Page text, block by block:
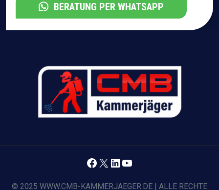
BERATUNG PER WHATSAPP
© 2025 WWW.CMB-KAMMERJAEGER.DE | ALLE RECHTE
Facebook
X LinkedIn
YouTube